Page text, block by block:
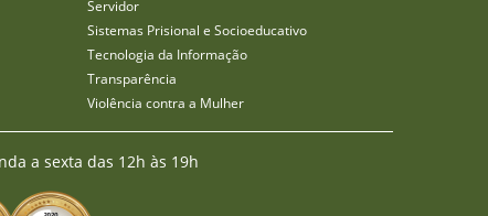
Servidor
Sistemas Prisional e Socioeducativo
Tecnologia da Informação
Transparência
Violência contra a Mulher
a sexta das 12h às 19h